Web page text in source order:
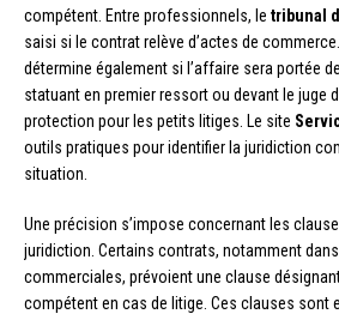
compétent. Entre professionnels, le tribunal
saisi si le contrat relève d’actes de
détermine également si l’affaire sera portée
statuant en premier ressort ou devant le juge
protection pour les petits litiges. Le site
outils pratiques pour identifier la juridiction
situation.
Une précision s’impose concernant les
juridiction. Certains contrats, notamment
commerciales, prévoient une clause
compétent en cas de litige. Ces clauses sont